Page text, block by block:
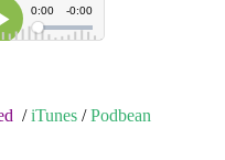
/iTunes/Podbean